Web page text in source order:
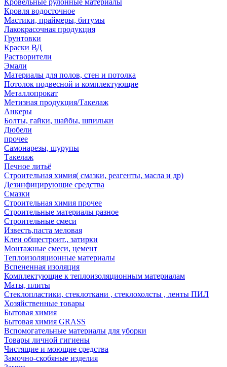
Кровельные рулонные материалы
Кровля водосточное
Мастики, праймеры, битумы
Лакокрасочная продукция
Грунтовки
Краски ВД
Растворители
Эмали
Материалы для полов, стен и потолка
Потолок подвесной и комплектующие
Металлопрокат
Метизная продукция/Такелаж
Анкеры
Болты, гайки, шайбы, шпильки
Дюбели
прочее
Самонарезы, шурупы
Такелаж
Печное литьё
Строительная химия( смазки, реагенты, масла и др)
Дезинфицирующие средства
Смазки
Строительная химия прочее
Строительные материалы разное
Строительные смеси
Известь,паста меловая
Клеи общестроит., затирки
Монтажные смеси, цемент
Теплоизоляционные материалы
Вспененная изоляция
Комплектующие к теплоизоляционным материалам
Маты, плиты
Стеклопластики, стеклоткани , стеклохолсты , ленты ПИЛ
Хозяйственные товары
Бытовая химия
Бытовая химия GRASS
Вспомогательные материалы для уборки
Товары личной гигиены
Чистящие и моющие средства
Замочно-скобяные изделия